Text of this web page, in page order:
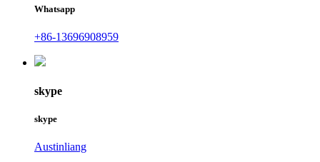
Whatsapp
+86-13696908959
skype
skype
Austinliang